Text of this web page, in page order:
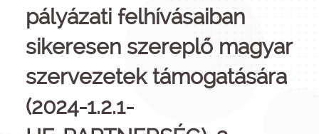
pályázati felhívásaiban
sikeresen szereplő magyar
szervezetek támogatására
(2024-1.2.1-